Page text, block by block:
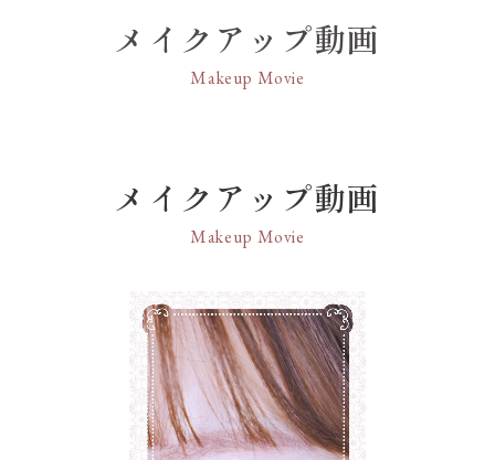
メイクアップ動画
Makeup Movie
メイクアップ動画
Makeup Movie